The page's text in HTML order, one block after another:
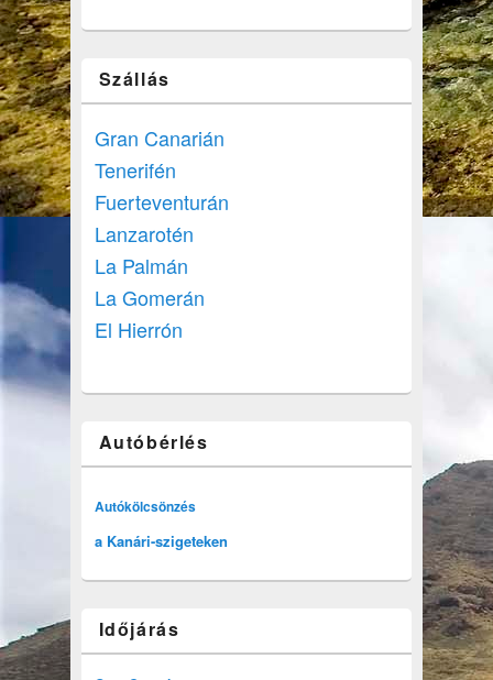
Szállás
Gran Canarián
Tenerifén
Fuerteventurán
Lanzarotén
La Palmán
La Gomerán
El Hierrón
Autóbérlés
Autókölcsönzés
a Kanári-szigeteken
Időjárás